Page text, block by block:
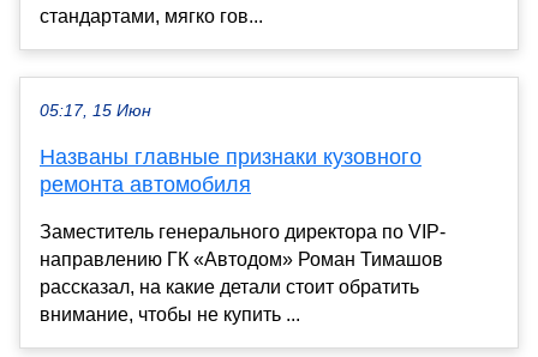
стандартами, мягко гов...
05:17, 15 Июн
Названы главные признаки кузовного
ремонта автомобиля
Заместитель генерального директора по VIP-
направлению ГК «Автодом» Роман Тимашов
рассказал, на какие детали стоит обратить
внимание, чтобы не купить ...